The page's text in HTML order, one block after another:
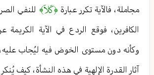
مجاملة ، فالآية تكرر عبارة﴿كَلاّ﴾ للنفي
الكافرين ، فوقع الردع في الآية
وكأنه دون مستوى الخوض فيه ليُجاب عليه
آثار القدرة الإلهية في هذه النشأة ، كيف